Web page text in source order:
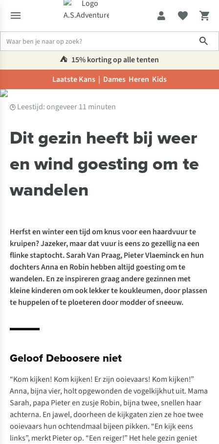
⛺️ 15% korting op alle tenten
Laatste Kans | Dames Heren Kids
Inspiratie & advies Dit gezin heeft bij weer en wind goesting om
🕒 Leestijd: ongeveer 11 minuten
Dit gezin heeft bij weer
en wind goesting om te
wandelen
Herfst en winter een tijd om knus voor een haardvuur te
kruipen? Jazeker, maar dat vuur is eens zo gezellig na een
flinke staptocht. Sarah Van Praag, Pieter Vlaeminck en hun
dochters Anna en Robin hebben altijd goesting om te
wandelen. En ze inspireren graag andere gezinnen met
kleine kinderen om ook lekker te koukleumen, door plassen
te huppelen of te ploeteren door modder of sneeuw.
Geloof Deboosere niet
“Kom kijken! Kom kijken! Er zijn ooievaars! Kom kijken!”
Anna, bijna vier, holt opgewonden de vogelkijkhut uit. Mama
Sarah, papa Pieter en zusje Robin, bijna twee, snellen haar
achterna. En jawel, doorheen de kijkgaten zien ze hoe twee
ooievaars hun ochtendmaal bijeen pikken. “En kijk eens
links”, merkt Pieter op. “Een reiger!” Het hele gezin geniet